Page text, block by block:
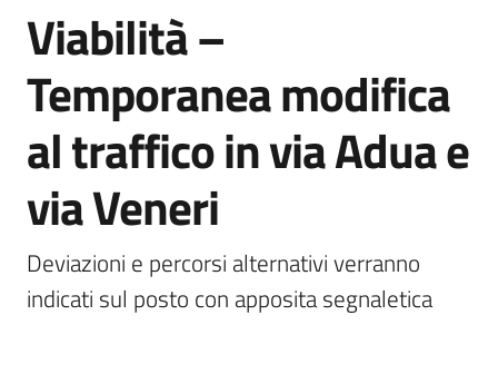
Servizi
Novità
Menu selezionato
Vivere
Reggio
Emilia
Salta al contenuto
Viabilità –
Temporanea modifica
al traffico in via Adua e
via Veneri
Deviazioni e percorsi alternativi verranno
indicati sul posto con apposita segnaletica